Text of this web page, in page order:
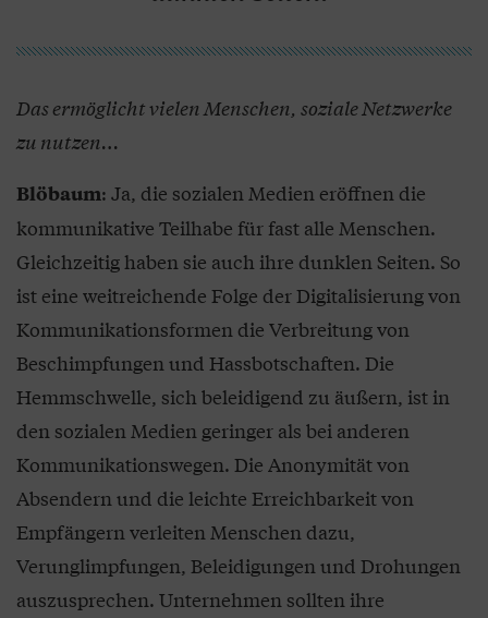
Das ermöglicht vielen Menschen, soziale Netzwerke
zu nutzen…
Blöbaum: Ja, die sozialen Medien eröffnen die
kommunikative Teilhabe für fast alle Menschen.
Gleichzeitig haben sie auch ihre dunklen Seiten. So
ist eine weitreichende Folge der Digitalisierung von
Kommunikationsformen die Verbreitung von
Beschimpfungen und Hassbotschaften. Die
Hemmschwelle, sich beleidigend zu äußern, ist in
den sozialen Medien geringer als bei anderen
Kommunikationswegen. Die Anonymität von
Absendern und die leichte Erreichbarkeit von
Empfängern verleiten Menschen dazu,
Verunglimpfungen, Beleidigungen und Drohungen
auszusprechen. Unternehmen sollten ihre